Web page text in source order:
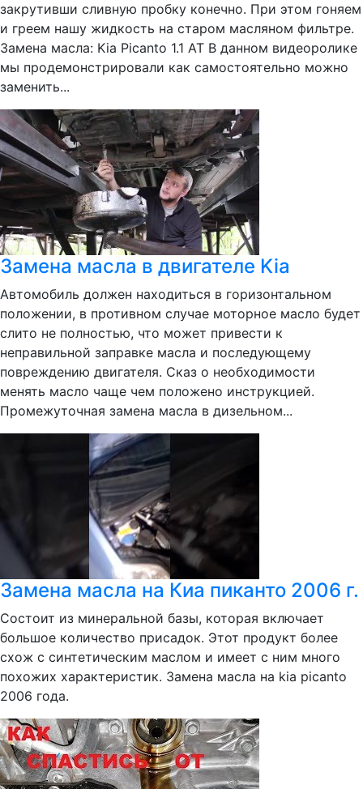
закрутивши сливную пробку конечно. При этом гоняем
и греем нашу жидкость на старом масляном фильтре.
Замена масла: Kia Picanto 1.1 AT В данном видеоролике
мы продемонстрировали как самостоятельно можно
заменить...
Замена масла в двигателе Kia
Автомобиль должен находиться в горизонтальном
положении, в противном случае моторное масло будет
слито не полностью, что может привести к
неправильной заправке масла и последующему
повреждению двигателя. Сказ о необходимости
менять масло чаще чем положено инструкцией.
Промежуточная замена масла в дизельном...
Замена масла на Киа пиканто 2006 г.
Состоит из минеральной базы, которая включает
большое количество присадок. Этот продукт более
схож с синтетическим маслом и имеет с ним много
похожих характеристик. Замена масла на kia picanto
2006 года.